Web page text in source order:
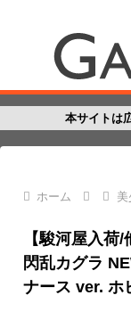
本サイトは
ホーム
【駿河屋入荷
閃乱カグラ
ナース ver. ホ